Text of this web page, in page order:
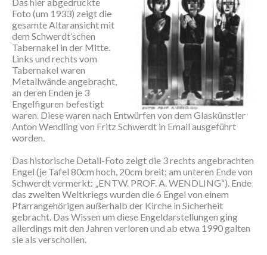
Foto (um 1933) zeigt die
gesamte Altaransicht mit
dem Schwerdt’schen
Tabernakel in der Mitte.
Links und rechts vom
Tabernakel waren
Metallwände angebracht,
an deren Enden je 3
Engelfiguren befestigt
waren. Diese waren nach Entwürfen von dem Glaskünstler
Anton Wendling von Fritz Schwerdt in Email ausgeführt
worden.
Das historische Detail-Foto zeigt die 3 rechts angebrachten
Engel (je Tafel 80cm hoch, 20cm breit; am unteren Ende von
Schwerdt vermerkt: „ENTW. PROF. A. WENDLING“). Ende
das zweiten Weltkriegs wurden die 6 Engel von einem
Pfarrangehörigen außerhalb der Kirche in Sicherheit
gebracht. Das Wissen um diese Engeldarstellungen ging
allerdings mit den Jahren verloren und ab etwa 1990 galten
sie als verschollen.